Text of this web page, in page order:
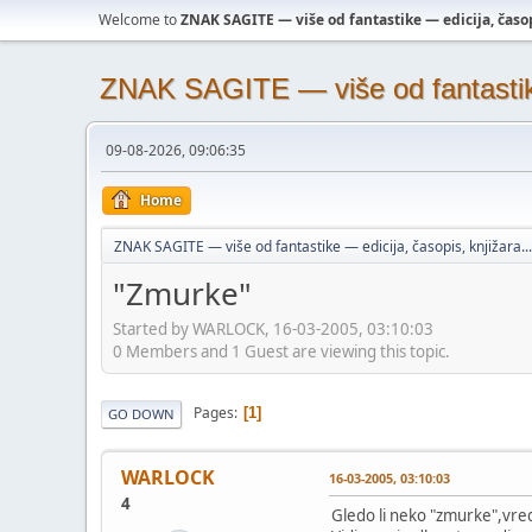
Welcome toZNAK SAGITE — više od fantastike — edicija,
ZNAK SAGITE — više od
09-08-2026, 09:06:35
Home
ZNAK SAGITE — više od fantastike — edicija, časopis, knjižara...
"Zmurke"
Started by WARLOCK, 16-03-2005, 03:10:03
0 Members and 1 Guest are viewing this topic.
GO DOWN Pages 1
WARLOCK
4
16-03-2005, 03:10:03
Gledo li neko